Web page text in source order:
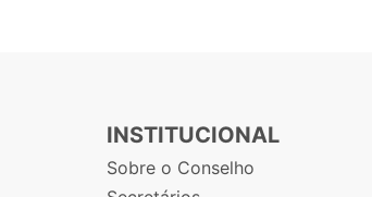
INSTITUCIONAL
Sobre o Conselho